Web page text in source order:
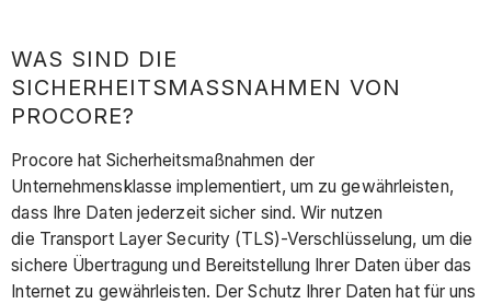
WAS SIND DIE
SICHERHEITSMASSNAHMEN VON P
ROCORE?
Procore hat Sicherheitsmaßnahmen der
Unternehmensklasse implementiert, um zu gewährleisten,
dass Ihre Daten jederzeit sicher sind. Wir nutzen
die Transport Layer Security (TLS)-Verschlüsselung, um die
sichere Übertragung und Bereitstellung Ihrer Daten über das
Internet zu gewährleisten. Der Schutz Ihrer Daten hat für uns